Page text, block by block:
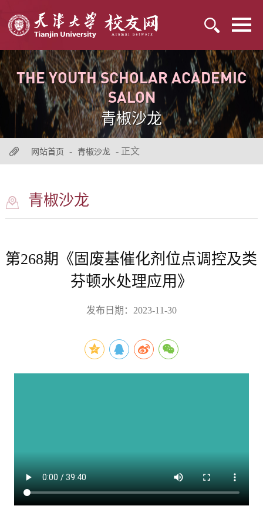
THE YOUTH SCHOLAR ACADEMIC
SALON
青椒沙龙
网站首页 - 青椒沙龙 - 正文
青椒沙龙
第268期《固废基催化剂位点调控及类
芬顿水处理应用》
发布日期：2023-11-30